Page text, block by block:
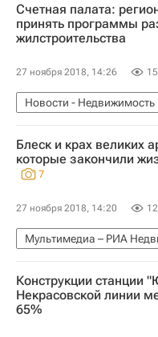
Счетная палата:
принять программы
жилстроительства
27 ноября 2018, 14:26
Новости - Недвижимость
Совет Федерации РФ
Строительство
Жилье
Россия
Блеск и крах великих
которые закончили
7
27 ноября 2018, 14:20
Мультимедиа – РИА
Мультимедиа
Архитекторы
Конструкции станции
Некрасовской линии
65%